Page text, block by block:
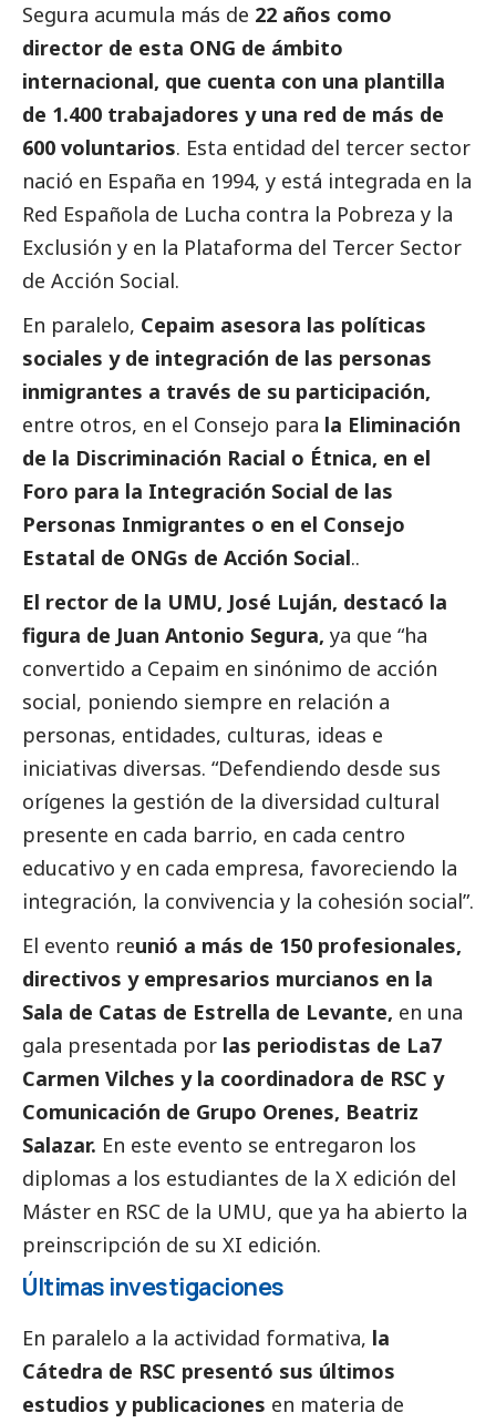
Segura acumula más de 22 años como
director de esta ONG de ámbito
internacional, que cuenta con una plantilla
de 1.400 trabajadores y una red de más de
600 voluntarios. Esta entidad del tercer sector
nació en España en 1994, y está integrada en la
Red Española de Lucha contra la Pobreza y la
Exclusión y en la Plataforma del Tercer Sector
de Acción Social.
En paralelo, Cepaim asesora las políticas
sociales y de integración de las personas
inmigrantes a través de su participación,
entre otros, en el Consejo para la Eliminación
de la Discriminación Racial o Étnica, en el
Foro para la Integración Social de las
Personas Inmigrantes o en el Consejo
Estatal de ONGs de Acción Social..
El rector de la UMU, José Luján, destacó la
figura de Juan Antonio Segura, ya que “ha
convertido a Cepaim en sinónimo de acción
social, poniendo siempre en relación a
personas, entidades, culturas, ideas e
iniciativas diversas. “Defendiendo desde sus
orígenes la gestión de la diversidad cultural
presente en cada barrio, en cada centro
educativo y en cada empresa, favoreciendo la
integración, la convivencia y la cohesión social”.
El evento reunió a más de 150 profesionales,
directivos y empresarios murcianos en la
Sala de Catas de Estrella de Levante, en una
gala presentada por las periodistas de La7
Carmen Vilches y la coordinadora de RSC y
Comunicación de Grupo Orenes, Beatriz
Salazar. En este evento se entregaron los
diplomas a los estudiantes de la X edición del
Máster en RSC de la UMU, que ya ha abierto la
preinscripción de su XI edición.
Últimas investigaciones
En paralelo a la actividad formativa, la
Cátedra de RSC presentó sus últimos
estudios y publicaciones en materia de